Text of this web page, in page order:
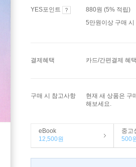
YES포인트
880원 (5% 적립)
5만원이상 구매 시
결제혜택 카드/간편결제 혜
구매 시 참고사항
현재 새 상품은 구
해보세요.
eBook
12,500원
중고
500